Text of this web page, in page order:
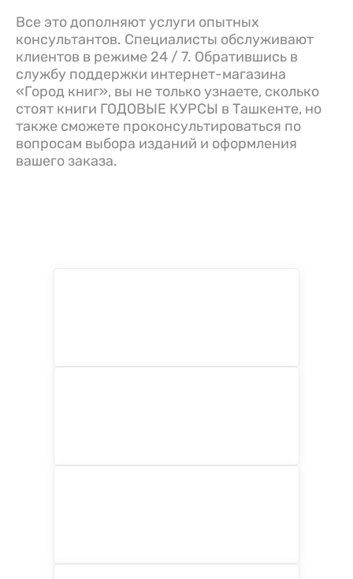
Все это дополняют услуги опытных
консультантов. Специалисты обслуживают
клиентов в режиме 24 / 7. Обратившись в
службу поддержки интернет-магазина
«Город книг», вы не только узнаете, сколько
стоят книги ГОДОВЫЕ КУРСЫ в Ташкенте, но
также сможете проконсультироваться по
вопросам выбора изданий и оформления
вашего заказа.